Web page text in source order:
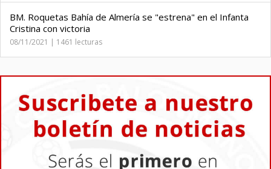
BM. Roquetas Bahía de Almería se "estrena" en el Infanta
Cristina con victoria
08/11/2021 | 1461 lecturas